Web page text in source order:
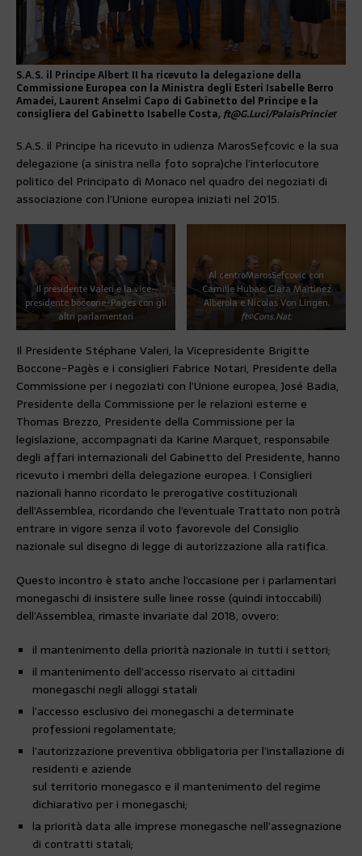
S.A.S. il Principe Albert II ha ricevuto la delegazione della
Commissione Europea con la Ministra degli Esteri Isabelle Berro
Amadei, Laurent Anselmi Capo di Gabinetto del Principe e la
consigliera del Gabinetto Isabelle Costa, ft@G.Luci/PalaisPrincier
S.A.S. il Principe ha ricevuto in udienza MarosSefcovic e la sua
delegazione (a sinistra nella foto sopra)che l’interlocutore
politico del Principato di Monaco nel quadro dei negoziati di
associazione con l’Unione europea iniziati nel 2015.
Il presidente Valeri e la vice-
presidente boccone-Pages con gli
altri parlamentari
Al centroMarosSefcovic con
Camille Hubac, Clara Martinez
Alberola e Nicolas Von Lingen,
ft©Cons.Nat.
Il Presidente Stéphane Valeri, la Vicepresidente Brigitte
Boccone-Pagès e i consiglieri Fabrice Notari, Presidente della
Commissione per i negoziati con l’Unione europea, José Badia,
Presidente della Commissione per le relazioni esterne e
Thomas Brezzo, Presidente della Commissione per la
legislazione, accompagnati da Karine Marquet, responsabile
degli affari internazionali del Gabinetto del Presidente, hanno
ricevuto i membri della delegazione europea. I Consiglieri
nazionali hanno ricordato le prerogative costituzionali
dell’Assemblea, ricordando che l’eventuale Trattato non potrà
entrare in vigore senza il voto favorevole del Consiglio
nazionale sul disegno di legge di autorizzazione alla ratifica.
Questo incontro è stato anche l’occasione per i parlamentari
monegaschi di insistere sulle linee rosse (quindi intoccabili)
dell’Assemblea, rimaste invariate dal 2018, ovvero:
il mantenimento della priorità nazionale in tutti i settori;
il mantenimento dell’accesso riservato ai cittadini
monegaschi negli alloggi statali
l’accesso esclusivo dei monegaschi a determinate
professioni regolamentate;
l’autorizzazione preventiva obbligatoria per l’installazione di
residenti e aziende
sul territorio monegasco e il mantenimento del regime
dichiarativo per i monegaschi;
la priorità data alle imprese monegasche nell’assegnazione
di contratti statali;